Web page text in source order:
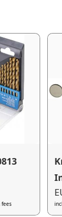
fees